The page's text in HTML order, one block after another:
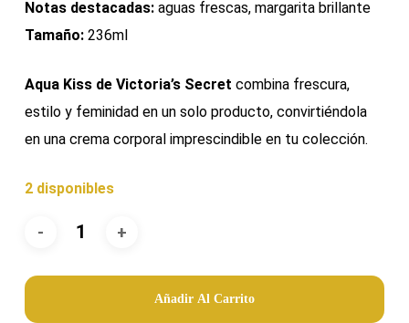
Notas destacadas:aguas frescas, margarita brillante
Tamaño:236ml
Aqua Kiss de Victoria’s Secret combina frescura,
estilo y feminidad en un solo producto, convirtiéndola
en una crema corporal imprescindible en tu colección.
2 disponibles
Añadir Al Carrito